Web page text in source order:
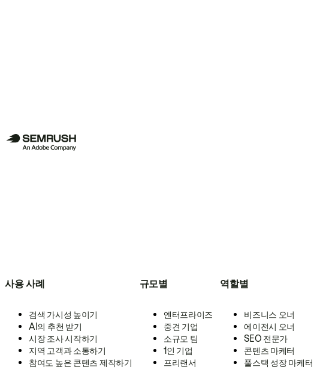
사용 사례
검색 가시성 높이기
AI의 추천 받기
시장 조사 시작하기
지역 고객과 소통하기
참여도 높은 콘텐츠 제작하기
규모별
엔터프라이즈
중견 기업
소규모 팀
1인 기업
프리랜서
역할별
비즈니스 오너
에이전시 오너
SEO 전문가
콘텐츠 마케터
풀스택 성장 마케터